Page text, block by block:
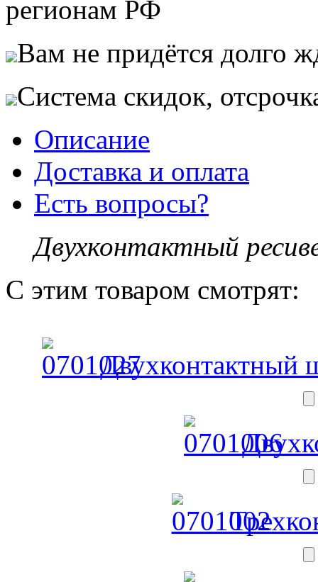
регионам РФ
Вам не придётся долго
Система скидок,
Описание
Доставка и оплата
Есть вопросы?
Двухконтактный
С этим товаром смотрят:
Двухконтактный